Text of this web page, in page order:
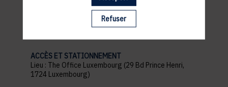
pratiques
ACCÈS ET STATIONNEMENT
Lieu : The Office Luxembourg (29 Bd Prince Henri,
1724 Luxembourg)
Refuser